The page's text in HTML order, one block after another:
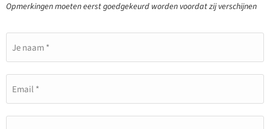
Opmerkingen moeten eerst goedgekeurd worden voordat zij verschijnen
Je naam *
Email *